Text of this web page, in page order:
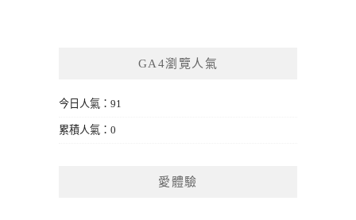
GA4瀏覽人氣
今日人氣：91
累積人氣：0
愛體驗